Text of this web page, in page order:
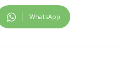
WhatsApp